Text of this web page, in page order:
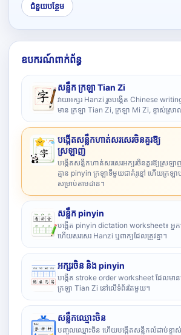
ជំនួយបន្ថែម
ឧបករណ៍ពាក់ព័ន្ធ
សន្លឹក ក្រឡា Tian Zi
វាយអក្សរ Hanzi រួចបង្កើត Chinese
មាន ក្រឡា Tian Zi, ក្រឡា Mi Zi, ខ្ទាស់ស្រ
បង្កើតសន្លឹកហាត់សរសេរចិនគួរឱ្យ
ស្រឡាញ់
បង្កើតសន្លឹកហាត់សរសេរអក្សរចិនគួរឱ្យស្រឡ
គ្មាន pinyin ក្រឡាទីមួយជាគំរូខ្មៅ ហើយក្រឡា
សម្រាប់តាមដាន។
សន្លឹក pinyin
បង្កើត pinyin dictation worksheet៖ អ្ន
ហើយសរសេរ Hanzi ឬពាក្យដែលត្រូវគ្នា។
អក្សរចិន និង pinyin
បង្កើត stroke order worksheet ដែលមា
ក្រឡា Tian Zi នៅលើទំព័រតែមួយ។
សន្លឹកឈ្មោះចិន
បញ្ចូលឈ្មោះចិន ហើយបង្កើតសន្លឹកលំដាប់ខ្ទា